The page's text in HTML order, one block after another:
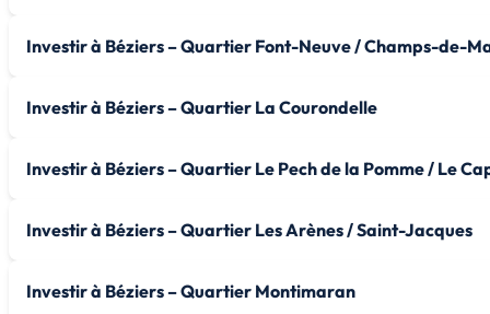
Investir à Béziers – Quartier Font-Neuve / Champs-de-
Investir à Béziers – Quartier La Courondelle
Investir à Béziers – Quartier Le Pech de la Pomme / Le
Investir à Béziers – Quartier Les Arènes / Saint-Jacques
Investir à Béziers – Quartier Montimaran